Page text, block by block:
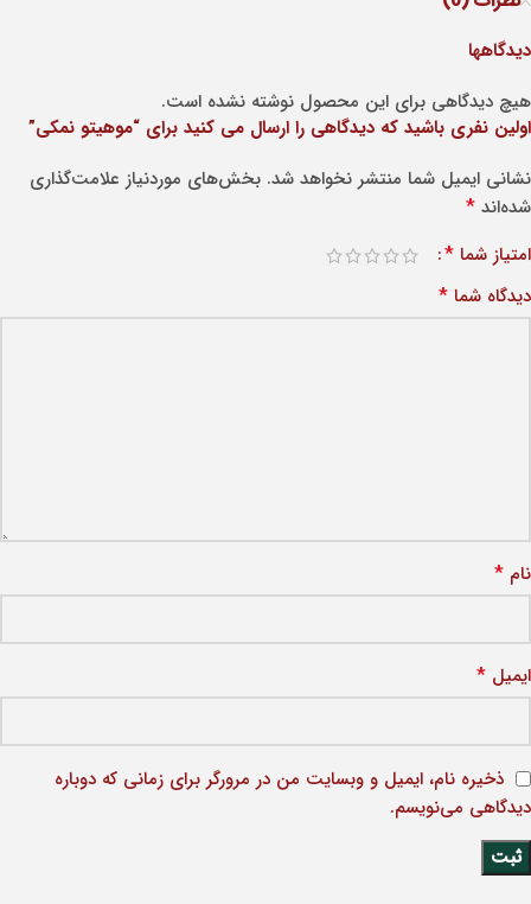
دیدگاهها
هیچ دیدگاهی برای این محصول نوشته نشده است.
اولین نفری باشید که دیدگاهی را ارسال می کنید برای “موهیتو نمکی”
نشانی ایمیل شما منتشر نخواهد شد. بخش‌های موردنیاز علامت‌گذاری
شده‌اند *
امتیاز شما *
دیدگاه شما *
نام *
ایمیل *
ذخیره نام، ایمیل و وبسایت من در مرورگر برای زمانی که دوباره
دیدگاهی می‌نویسم.